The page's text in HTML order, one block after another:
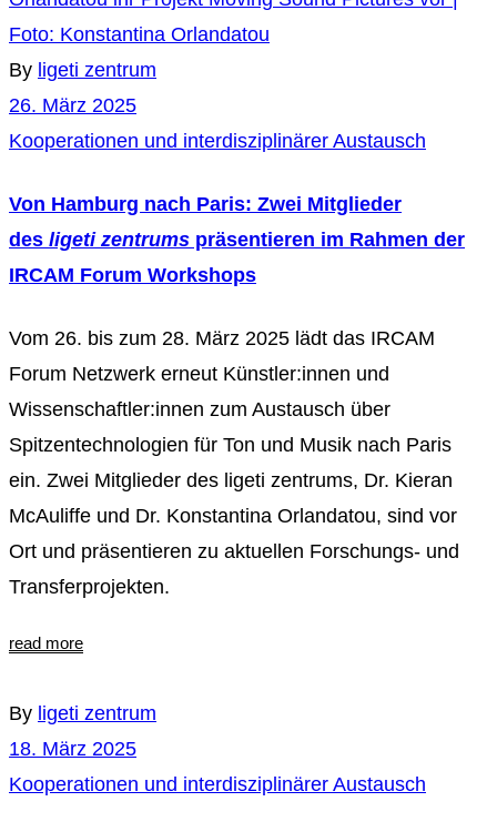
By ligeti zentrum
26. März 2025
Kooperationen und interdisziplinärer Austausch
Von Hamburg nach Paris: Zwei Mitglieder
des ligeti zentrums präsentieren im Rahmen der
IRCAM Forum Workshops
Vom 26. bis zum 28. März 2025 lädt das IRCAM
Forum Netzwerk erneut Künstler:innen und
Wissenschaftler:innen zum Austausch über
Spitzentechnologien für Ton und Musik nach Paris
ein. Zwei Mitglieder des ligeti zentrums, Dr. Kieran
McAuliffe und Dr. Konstantina Orlandatou, sind vor
Ort und präsentieren zu aktuellen Forschungs- und
Transferprojekten.
read more
By ligeti zentrum
18. März 2025
Kooperationen und interdisziplinärer Austausch